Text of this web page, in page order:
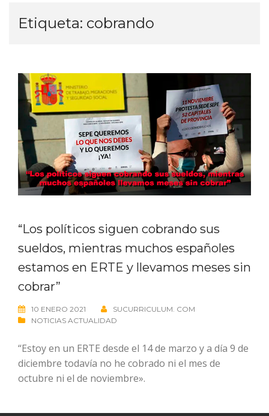
Etiqueta: cobrando
“Los políticos siguen cobrando sus
sueldos, mientras muchos españoles
estamos en ERTE y llevamos meses sin
cobrar”
10 ENERO 2021
SUCURRICULUM. COM
NOTICIAS ACTUALIDAD
“Estoy en un ERTE desde el 14 de marzo y a día 9 de
diciembre todavía no he cobrado ni el mes de
octubre ni el de noviembre».